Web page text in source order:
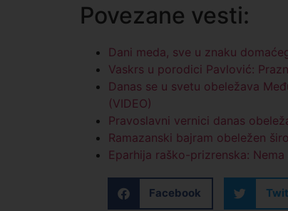
Povezane vesti:
Dani meda, sve u znaku
Vaskrs u porodici Pavlović:
Danas se u svetu obeležava
(VIDEO)
Pravoslavni vernici danas
Ramazanski bajram obeležen
Eparhija raško-prizrenska:
Facebook